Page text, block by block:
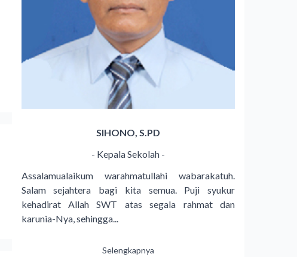
SIHONO, S.PD
- Kepala Sekolah -
Assalamualaikum warahmatullahi wabarakatuh.
Salam sejahtera bagi kita semua. Puji syukur
kehadirat Allah SWT atas segala rahmat dan
karunia-Nya, sehingga...
Selengkapnya